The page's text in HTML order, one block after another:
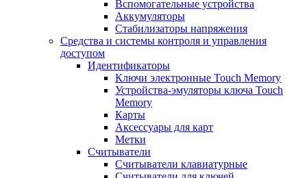
Вспомогательные устройства
Аккумуляторы
Стабилизаторы напряжения
Средства и системы контроля и управления
доступом
Идентификаторы
Ключи электронные Touch Memory
Устройства-эмуляторы ключа Touch
Memory
Карты
Аксессуары для карт
Метки
Считыватели
Считыватели клавиатурные